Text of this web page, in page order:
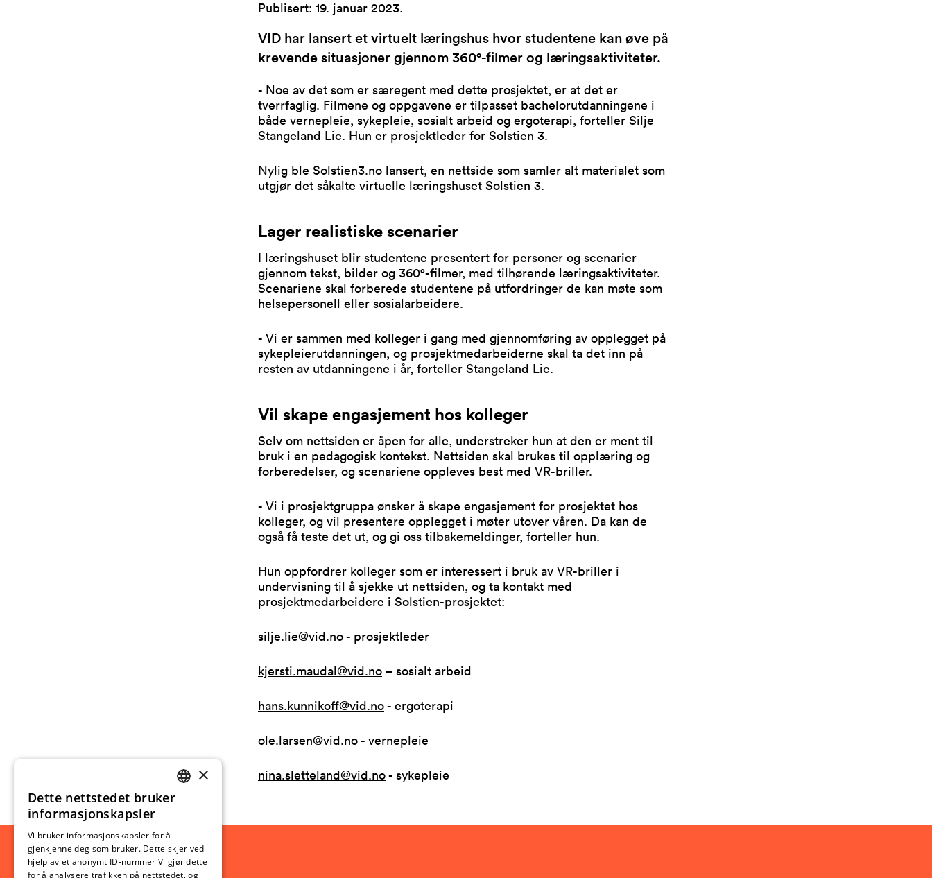
Publisert: 19. januar 2023.
VID har lansert et virtuelt læringshus hvor studentene kan øve på
krevende situasjoner gjennom 360°-filmer og læringsaktiviteter.
- Noe av det som er særegent med dette prosjektet, er at det er
tverrfaglig. Filmene og oppgavene er tilpasset bachelorutdanningene i
både vernepleie, sykepleie, sosialt arbeid og ergoterapi, forteller Silje
Stangeland Lie. Hun er prosjektleder for Solstien 3.
Nylig ble Solstien3.no lansert, en nettside som samler alt materialet som
utgjør det såkalte virtuelle læringshuset Solstien 3.
Lager realistiske scenarier
I læringshuset blir studentene presentert for personer og scenarier
gjennom tekst, bilder og 360°-filmer, med tilhørende læringsaktiviteter.
Scenariene skal forberede studentene på utfordringer de kan møte som
helsepersonell eller sosialarbeidere.
- Vi er sammen med kolleger i gang med gjennomføring av opplegget på
sykepleierutdanningen, og prosjektmedarbeiderne skal ta det inn på
resten av utdanningene i år, forteller Stangeland Lie.
Vil skape engasjement hos kolleger
Selv om nettsiden er åpen for alle, understreker hun at den er ment til
bruk i en pedagogisk kontekst. Nettsiden skal brukes til opplæring og
forberedelser, og scenariene oppleves best med VR-briller.
- Vi i prosjektgruppa ønsker å skape engasjement for prosjektet hos
kolleger, og vil presentere opplegget i møter utover våren. Da kan de
også få teste det ut, og gi oss tilbakemeldinger, forteller hun.
Hun oppfordrer kolleger som er interessert i bruk av VR-briller i
undervisning til å sjekke ut nettsiden, og ta kontakt med
prosjektmedarbeidere i Solstien-prosjektet:
silje.lie@vid.no- prosjektleder
kjersti.maudal@vid.no – sosialt arbeid
hans.kunnikoff@vid.no- ergoterapi
ole.larsen@vid.no- vernepleie
nina.sletteland@vid.no- sykepleie
NORWEGIAN
×
Dette nettstedet bruker
informasjonskapsler
Vi bruker informasjonskapsler for å
gjenkjenne deg som bruker. Dette skjer ved
hjelp av et anonymt ID-nummer Vi gjør dette
for å analysere trafikken på nettstedet, og